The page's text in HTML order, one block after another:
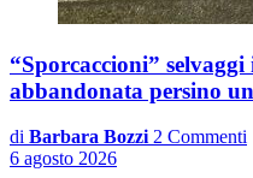
“Sporcaccioni”
abbandonata persino
di Barbara Bozzi 2 Commenti
6 agosto 2026